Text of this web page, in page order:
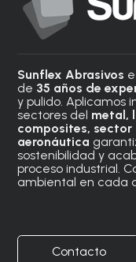
Sunflex Abrasivos
de 35 años de
y pulido. Aplicamos
sectores del metal,
composites,
aeronáutica
sostenibilidad y
proceso industrial.
ambiental en cada
Contacto